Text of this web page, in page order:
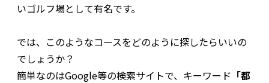
いゴルフ場として有名です。
では、このようなコースをどのように探したらいいの
でしょうか？
簡単なのはGoogle等の検索サイトで、キーワード 「都